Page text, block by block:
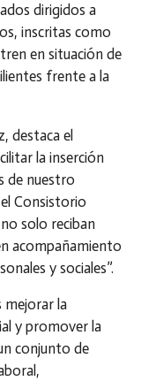
dirigidos a
inscritas como
en situación de
frente a la
destaca el
la inserción
de nuestro
el Consistorio
solo reciban
acompañamiento
y sociales”.
mejorar la
y promover la
conjunto de